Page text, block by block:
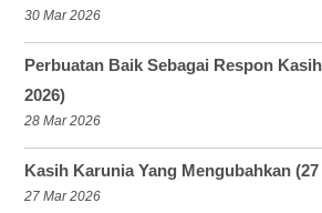
30 Mar 2026
Perbuatan Baik Sebagai Respon
2026)
28 Mar 2026
Kasih Karunia Yang Mengubahkan (27
27 Mar 2026